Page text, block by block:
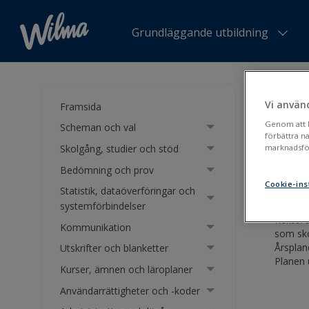
Grundläggande utbildning
Framsida
Scheman och val
Skolgång, studier och stöd
Bedömning och prov
Statistik, dataöverföringar och
systemförbindelser
Kommunikation
Utskrifter och blanketter
Kurser, ämnen och läroplaner
Användarrättigheter och -koder
som
Vi
Genom att
förbättra
Cookie-